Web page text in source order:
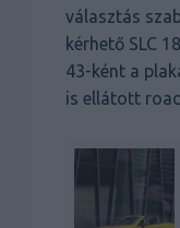
választás
kérhető SLC
43-ként a
is ellátott